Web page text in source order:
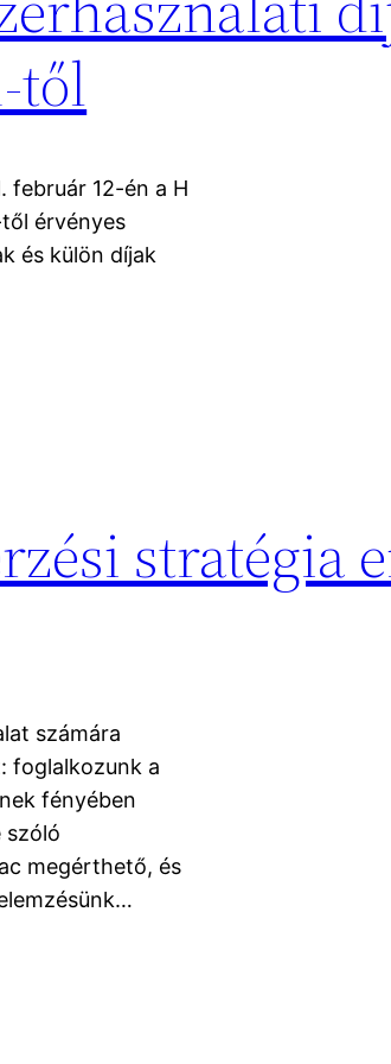
től
február 12-én a H
érvényes
és külön díjak
stratégia
számára
foglalkozunk a
fényében
szóló
megérthető, és